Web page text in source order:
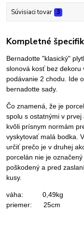
Súvisiaci tovar 3
Kompletné
Bernadotte "klasický"
slonová kosť bez dekoru
podávanie 2 chodu. Ide
bernadotte sady.
Čo znamená, že je
spolu s ostatnými v
kvôli prísnym normám
vyskytovať malá bodka.
určiť prečo je v druhej
porcelán nie je
poškodený a pred
kusy.
váha: 0,49kg
priemer: 25cm